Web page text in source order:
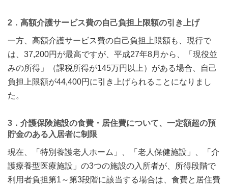
2．高額介護サービス費の自己負担上限額の引き上げ
一方、高額介護サービス費の自己負担上限額も、現行で
は、37,200円が最高ですが、平成27年8月から、「現役並
みの所得」（課税所得が145万円以上）がある場合、自己
負担上限額が44,400円に引き上げられることになりまし
た。
3．介護保険施設の食費・居住費について、一定額超の預
貯金のある入居者に制限
現在、「特別養護老人ホーム」、「老人保健施設」、「介
護療養型医療施設」の3つの施設の入所者が、所得段階で
利用者負担第1～第3段階に該当する場合は、食費と居住費